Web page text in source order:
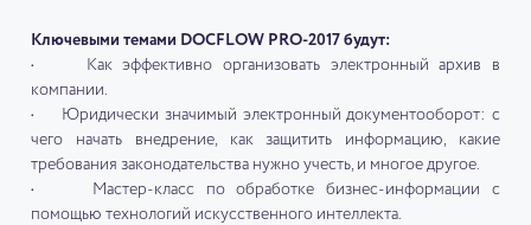
Ключевыми темами DOCFLOW PRO-2017 будут:
• Как эффективно организовать электронный архив в
компании.
• Юридически значимый электронный документооборот: с
чего начать внедрение, как защитить информацию, какие
требования законодательства нужно учесть, и многое другое.
• Мастер-класс по обработке бизнес-информации с
помощью технологий искусственного интеллекта.